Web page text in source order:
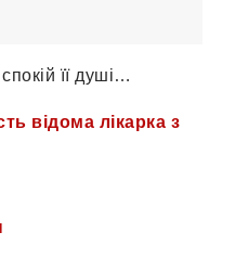
її душі…
відома лікарка з